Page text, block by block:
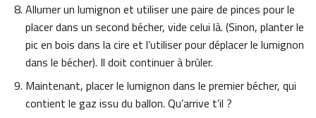
Allumer un lumignon et utiliser une paire de pinces pour le
placer dans un second bécher, vide celui là. (Sinon, planter le
pic en bois dans la cire et l’utiliser pour déplacer le lumignon
dans le bécher). Il doit continuer à brûler.
Maintenant, placer le lumignon dans le premier bécher, qui
contient le gaz issu du ballon. Qu’arrive t’il ?